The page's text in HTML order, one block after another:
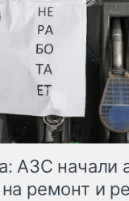
АЗС начали
ремонт и